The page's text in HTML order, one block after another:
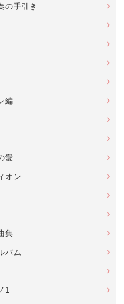
の手引き
編
愛
オン
集
バム
1